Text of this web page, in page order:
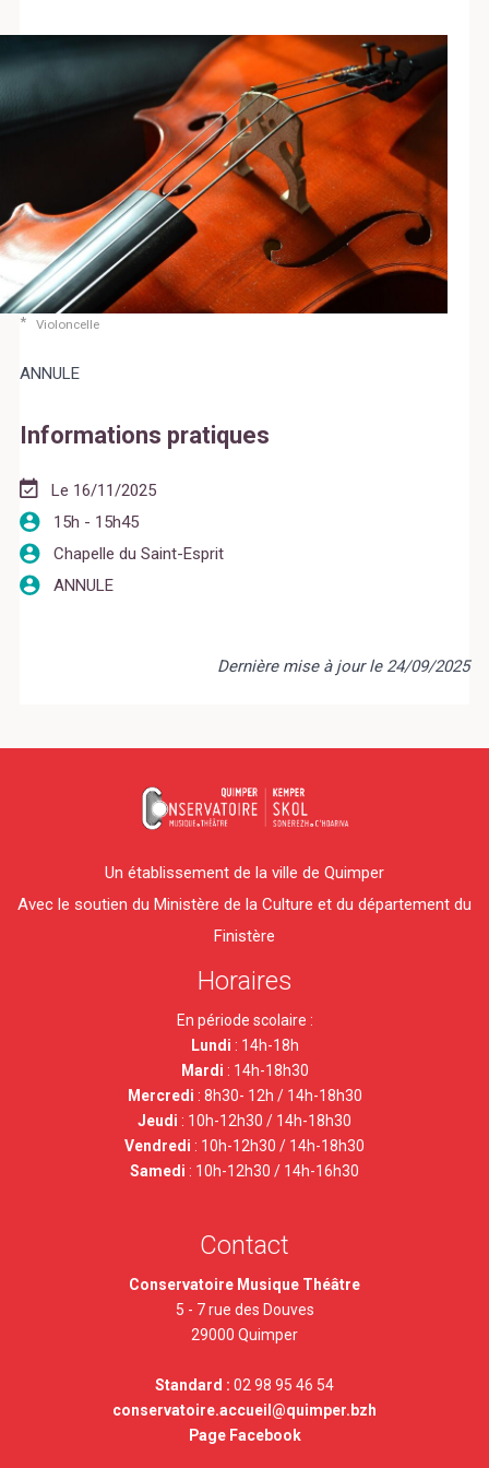
BREZHONEG
Violoncelle
ANNULE
Informations pratiques
Le 16/11/2025
15h - 15h45
Chapelle du Saint-Esprit
ANNULE
Dernière mise à jour le 24/09/2025
Un établissement de la ville de Quimper
Avec le soutien du Ministère de la Culture et du département du
Finistère
Horaires
En période scolaire :
Lundi : 14h-18h
Mardi : 14h-18h30
Mercredi : 8h30- 12h / 14h-18h30
Jeudi : 10h-12h30 / 14h-18h30
Vendredi : 10h-12h30 / 14h-18h30
Samedi : 10h-12h30 / 14h-16h30
Contact
Conservatoire Musique Théâtre
5 - 7 rue des Douves
29000 Quimper
Standard : 02 98 95 46 54
conservatoire.accueil@quimper.bzh
Page Facebook